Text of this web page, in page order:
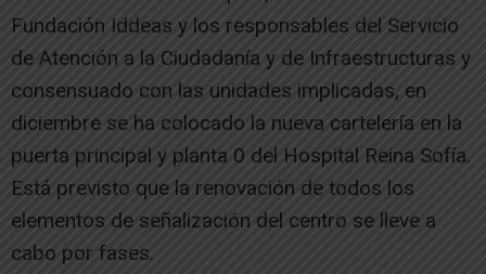
Fundación Iddeas y los responsables del Servicio
de Atención a la Ciudadanía y de Infraestructuras y
consensuado con las unidades implicadas, en
diciembre se ha colocado la nueva cartelería en la
puerta principal y planta 0 del Hospital Reina Sofía.
Está previsto que la renovación de todos los
elementos de señalización del centro se lleve a
cabo por fases.